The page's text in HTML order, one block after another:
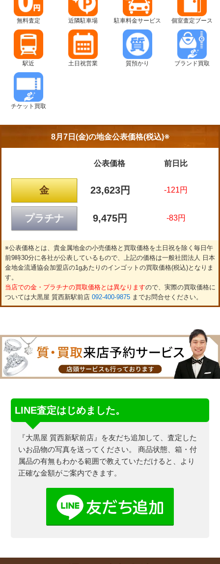
無料査定 近隣駐車場 駐車料金サービス 個室査定ブース
駅近 土日祝営業 質預かり ブランド買取
チケット買取
8月7日(金)の地金公表価格(税込)※
公表価格 前日比
金 23,623円 -121円
プラチナ 9,475円 -83円
※公表価格とは、貴金属地金の小売価格と買取価格を土日祝を除く毎日午
前9時30分に各社が公表しているもので、上記の価格は一般社団法人 日本
金地金流通協会加盟店の1gあたりのインゴットの買取価格(税込)となりま
す。
当店での金・プラチナの買取価格とは異なりますので、実際の買取価格に
ついては大黒屋 質西新駅前店 092-400-9875までお問合せください。
LINE査定はじめました。
『大黒屋 質西新駅前店』を友だち追加して、査定した
いお品物の写真を送ってください。
商品状態、箱・付
属品の有無もわかる範囲で教えていただけると、より
正確な金額がご案内できます。